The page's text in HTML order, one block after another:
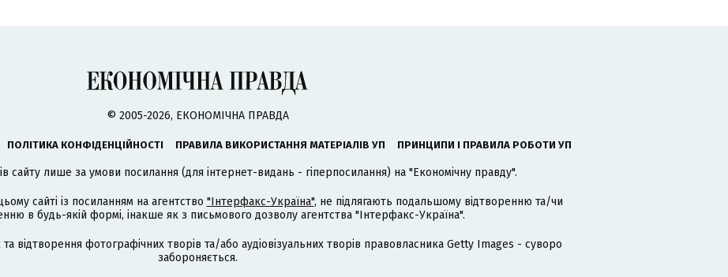
© 2005-2026, ЕКОНОМІЧНА ПРАВДА
ПОЛІТИКА КОНФІДЕНЦІЙНОСТІ ПРАВИЛА ВИКОРИСТАННЯ МАТЕРІАЛІВ УП ПРИНЦИПИ І ПРАВИЛА РОБОТИ УП
сайту лише за умови посилання (для інтернет-видань - гіперпосилання) на "Економічну правду".
сайті із посиланням на агентство "Інтерфакс-Україна", не підлягають подальшому відтворенню та/чи
в будь-якій формі, інакше як з письмового дозволу агентства "Інтерфакс-Україна".
відтворення фотографічних творів та/або аудіовізуальних творів правовласника Getty Images - суворо
забороняється.